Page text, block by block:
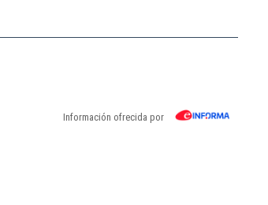
Información ofrecida por